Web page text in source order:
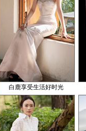
白鹿享受生活好时光